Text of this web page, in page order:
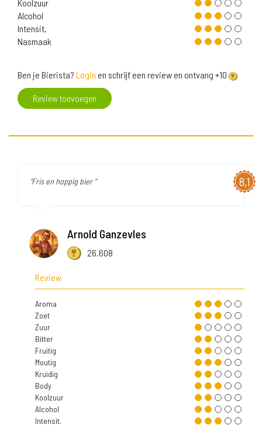
Koolzuur
Alcohol
Intensit.
Nasmaak
Ben je Bierista? Login en schrijf een review en ontvang +10
Review toevoegen
8,1
"Fris en hoppig bier "
Arnold Ganzevles
26.608
Review
Aroma
Zoet
Zuur
Bitter
Fruitig
Moutig
Kruidig
Body
Koolzuur
Alcohol
Intensit.